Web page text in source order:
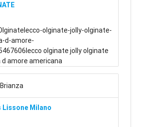
olginate-jolly-olginate-
d-amore-
olginate jolly olginate
d amore americana
Lissone Milano